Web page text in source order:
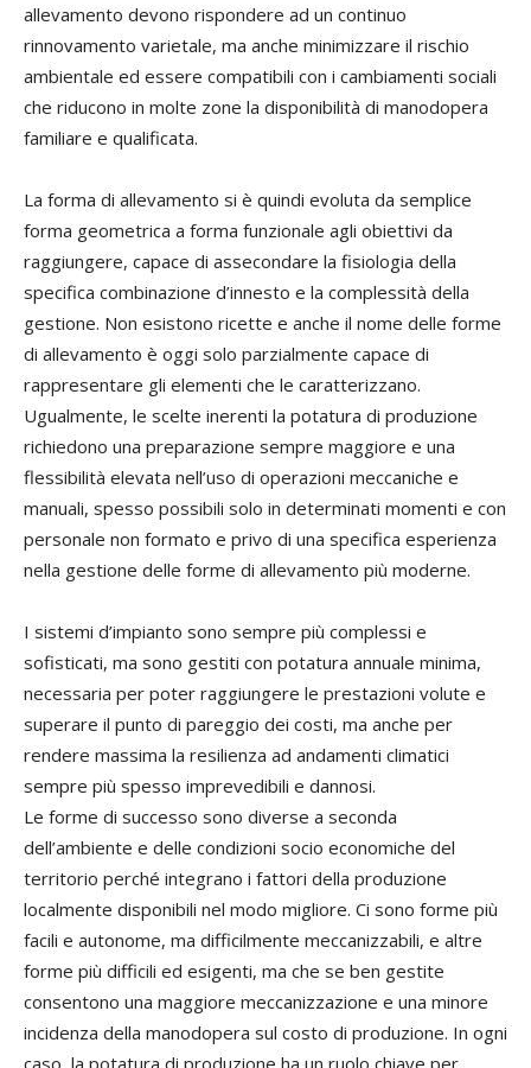
allevamento devono rispondere ad un continuo
rinnovamento varietale, ma anche minimizzare il rischio
ambientale ed essere compatibili con i cambiamenti sociali
che riducono in molte zone la disponibilità di manodopera
familiare e qualificata.
La forma di allevamento si è quindi evoluta da semplice
forma geometrica a forma funzionale agli obiettivi da
raggiungere, capace di assecondare la fisiologia della
specifica combinazione d’innesto e la complessità della
gestione. Non esistono ricette e anche il nome delle forme
di allevamento è oggi solo parzialmente capace di
rappresentare gli elementi che le caratterizzano.
Ugualmente, le scelte inerenti la potatura di produzione
richiedono una preparazione sempre maggiore e una
flessibilità elevata nell’uso di operazioni meccaniche e
manuali, spesso possibili solo in determinati momenti e con
personale non formato e privo di una specifica esperienza
nella gestione delle forme di allevamento più moderne.
I sistemi d’impianto sono sempre più complessi e
sofisticati, ma sono gestiti con potatura annuale minima,
necessaria per poter raggiungere le prestazioni volute e
superare il punto di pareggio dei costi, ma anche per
rendere massima la resilienza ad andamenti climatici
sempre più spesso imprevedibili e dannosi.
Le forme di successo sono diverse a seconda
dell’ambiente e delle condizioni socio economiche del
territorio perché integrano i fattori della produzione
localmente disponibili nel modo migliore. Ci sono forme più
facili e autonome, ma difficilmente meccanizzabili, e altre
forme più difficili ed esigenti, ma che se ben gestite
consentono una maggiore meccanizzazione e una minore
incidenza della manodopera sul costo di produzione. In ogni
caso, la potatura di produzione ha un ruolo chiave per